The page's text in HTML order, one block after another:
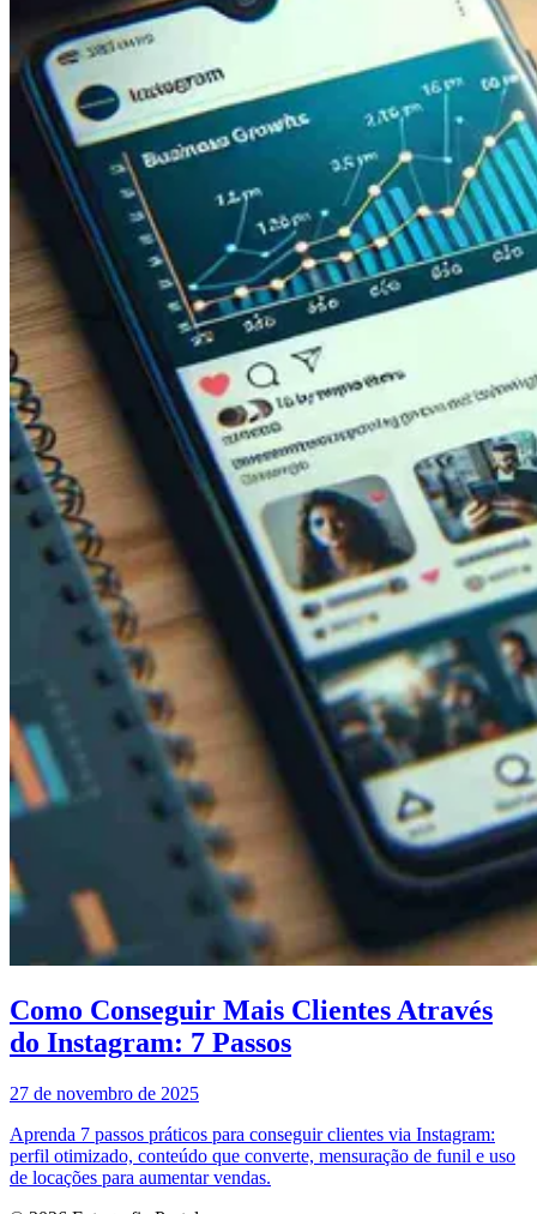
Como Conseguir Mais Clientes Através
do Instagram: 7 Passos
27 de novembro de 2025
Aprenda 7 passos práticos para conseguir clientes via Instagram:
perfil otimizado, conteúdo que converte, mensuração de funil e uso
de locações para aumentar vendas.